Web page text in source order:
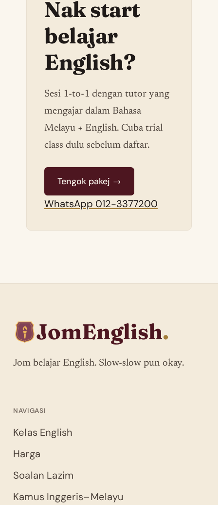
Nak start
belajar
English?
Sesi 1-to-1 dengan tutor yang
mengajar dalam Bahasa
Melayu + English. Cuba trial
class dulu sebelum daftar.
Tengok pakej →
WhatsApp 012-3377200
JomEnglish.
Jom belajar English. Slow-slow pun okay.
NAVIGASI
Kelas English
Harga
Soalan Lazim
Kamus Inggeris–Melayu